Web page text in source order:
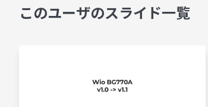
このユーザのスライド一覧